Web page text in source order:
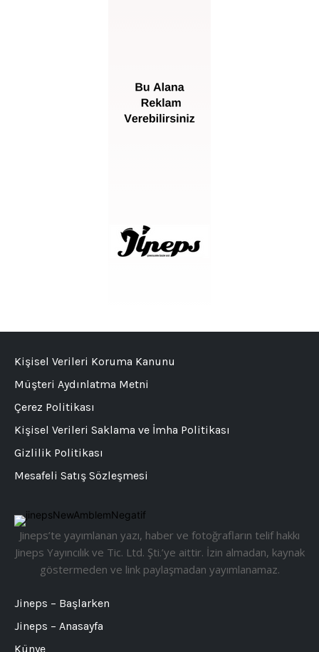
Jineps’te yayımlanan yazı, haber ve fotoğrafların telif hakkı
Jineps Yayıncılık ve Tic. Ltd. Şti.’ye aittir. İzin almadan, kaynak
göstermeden ve link paylaşmadan yayımlanamaz.
Jineps – Başlarken
Jineps – Anasayfa
Künye
Kişisel Verileri Koruma Kanunu
Müşteri Aydınlatma Metni
Çerez Politikası
Kişisel Verileri Saklama ve İmha Politikası
Gizlilik Politikası
Mesafeli Satış Sözleşmesi